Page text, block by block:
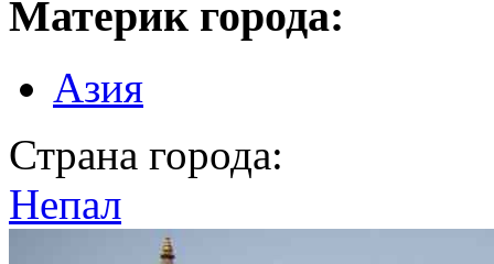
Материк города:
Азия
Страна города:
Непал